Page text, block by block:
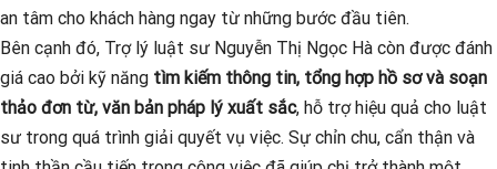
an tâm cho khách hàng ngay từ những bước đầu tiên.
Bên cạnh đó, Trợ lý luật sư Nguyễn Thị Ngọc Hà còn được đánh
giá cao bởi kỹ năng tìm kiếm thông tin, tổng hợp hồ sơ và soạn
thảo đơn từ, văn bản pháp lý xuất sắc, hỗ trợ hiệu quả cho luật
sư trong quá trình giải quyết vụ việc. Sự chỉn chu, cẩn thận và